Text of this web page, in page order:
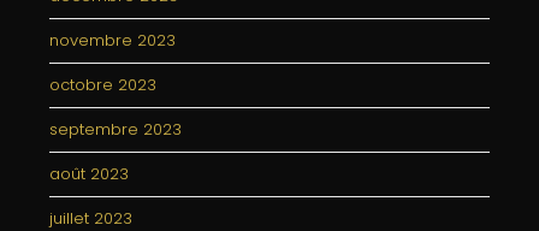
novembre 2023
octobre 2023
septembre 2023
août 2023
juillet 2023